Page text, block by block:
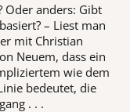
Oder anders: Gibt
– Liest man
mit Christian
Neuem, dass ein
wie dem
bedeutet, die
. . .